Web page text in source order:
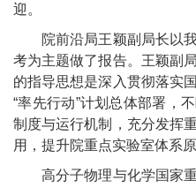
迎。
院前沿局王颖副局长以
考为主题做了报告。王颖副
的指导思想是深入贯彻落实
“率先行动”计划总体部署，
制度与运行机制，充分发挥
用，提升院重点实验室体系
高分子物理与化学国家